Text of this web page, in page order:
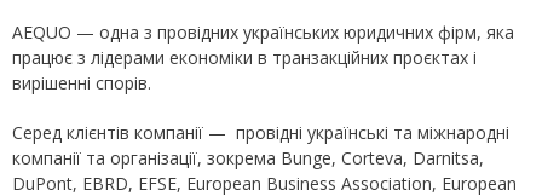
AEQUO — одна з провідних українських юридичних фірм, яка
працює з лідерами економіки в транзакційних проєктах і
вирішенні спорів.
Серед клієнтів компанії — провідні українські та міжнародні
компанії та організації, зокрема Bunge, Corteva, Darnitsa,
DuPont, EBRD, EFSE, European Business Association, European